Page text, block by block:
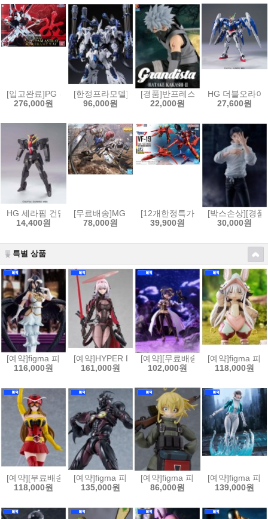
[입고완료]PG 건담 아스트레이 레드프레임改[4573102672483]
276,000원
[한정프라모델]무한신성 1/100 리자드 극지상어
96,000원
[경품]반프레스토 나루토 질풍전
22,000원
HG 더블오라
27,600원
HG 세라핌 건담[4573102592354]
14,400원
[무료배송]MG 1/100 건담 발바토스 루프스
78,000원
[12개한정특가]HG 1/100 VF-19
39,900원
[박스손상][경
30,000원
특별 상품
[예약]figma 피그마 오버로드 - 알베도[4580828665569]
116,000원
[예약]HYPER BODY 하이퍼 바디 승리의 여신 니케
161,000원
[예약][무료배송]figma 피그마 마
102,000원
[예약]figma 피
118,000원
[예약][무료배송]figma 피그마 토지마 탄자부로는 가면라이더가 되고
118,000원
[예약]figma 피그마 강식장갑 가이버 - 가이버 3 얼
135,000원
[예약]figma 피그마 극장판 유녀
86,000원
[예약]figma 피
139,000원